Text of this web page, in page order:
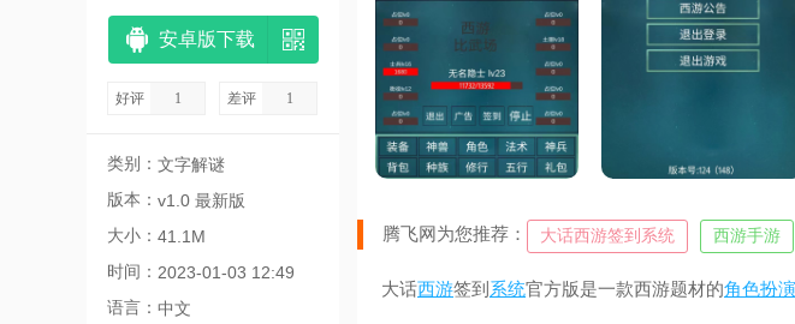
安卓版下载
好评 1 差评 1
类别： 文字解谜
版本： v1.0 最新版
大小： 41.1M
时间： 2023-01-03 12:49
语言： 中文
腾飞网为您推荐： 大话西游签到系统 西游手游
大话西游签到 系统官方版是一款西游题材的角色扮演